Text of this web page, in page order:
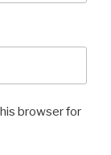
browser for